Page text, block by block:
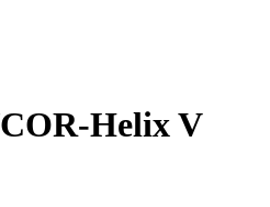
Helix V